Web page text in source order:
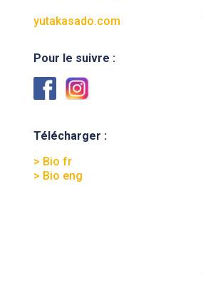
yutakasado.com
Pour le suivre :
Télécharger :
> Bio fr
> Bio eng